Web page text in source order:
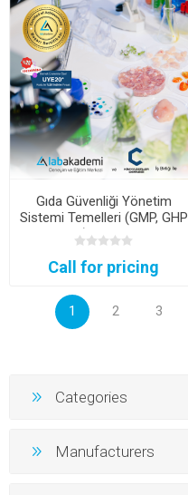
Gıda Güvenliği Yönetim
Sistemi Temelleri (GMP, GHP
ve HACCP) Uzmanlık Kampı
(Şirketlere Özel)
Call for pricing
1 2 3
Categories
Manufacturers